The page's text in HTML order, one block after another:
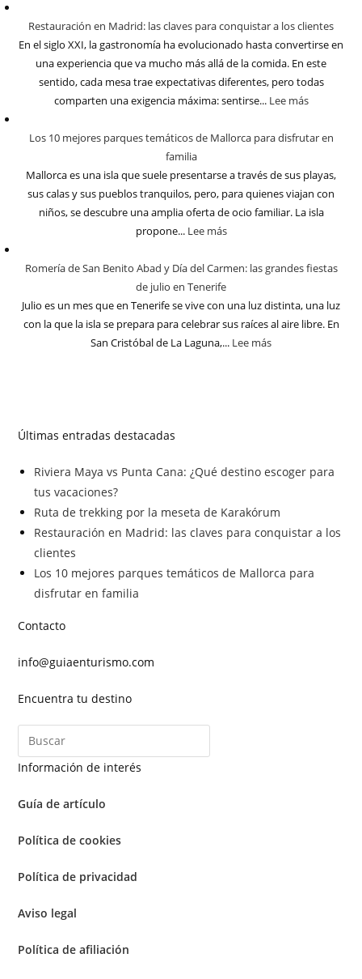
Restauración en Madrid: las claves para conquistar a los clientes
En el siglo XXI, la gastronomía ha evolucionado hasta convertirse en
una experiencia que va mucho más allá de la comida. En este
sentido, cada mesa trae expectativas diferentes, pero todas
comparten una exigencia máxima: sentirse... Lee más
Los 10 mejores parques temáticos de Mallorca para disfrutar en
familia
Mallorca es una isla que suele presentarse a través de sus playas,
sus calas y sus pueblos tranquilos, pero, para quienes viajan con
niños, se descubre una amplia oferta de ocio familiar. La isla
propone... Lee más
Romería de San Benito Abad y Día del Carmen: las grandes fiestas
de julio en Tenerife
Julio es un mes que en Tenerife se vive con una luz distinta, una luz
con la que la isla se prepara para celebrar sus raíces al aire libre. En
San Cristóbal de La Laguna,... Lee más
Últimas entradas destacadas
Riviera Maya vs Punta Cana: ¿Qué destino escoger para
tus vacaciones?
Ruta de trekking por la meseta de Karakórum
Restauración en Madrid: las claves para conquistar a los
clientes
Los 10 mejores parques temáticos de Mallorca para
disfrutar en familia
Contacto
info@guiaenturismo.com
Encuentra tu destino
Información de interés
Guía de artículo
Política de cookies
Política de privacidad
Aviso legal
Política de afiliación